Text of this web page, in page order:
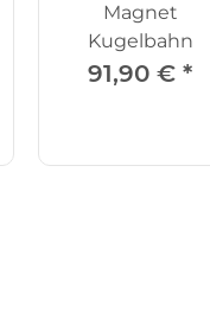
Magnet
Kugelbahn
91,90 € *